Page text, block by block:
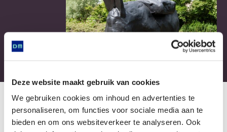
Deze website maakt gebruik van cookies
We gebruiken cookies om inhoud en advertenties te
personaliseren, om functies voor sociale media aan te
bieden en om ons websiteverkeer te analyseren. Ook
Bezoek